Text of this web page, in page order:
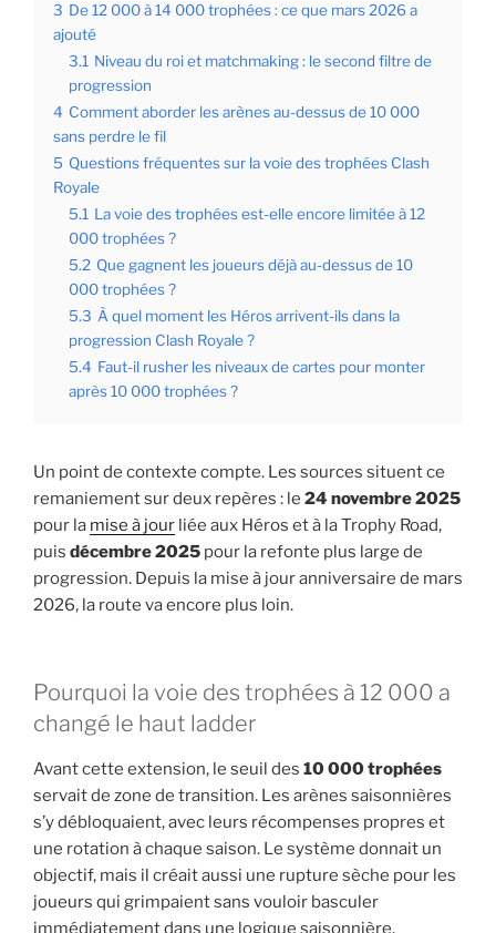
3 De 12 000 à 14 000 trophées : ce que mars 2026 a
ajouté
3.1 Niveau du roi et matchmaking : le second filtre de
progression
4 Comment aborder les arènes au-dessus de 10 000
sans perdre le fil
5 Questions fréquentes sur la voie des trophées Clash
Royale
5.1 La voie des trophées est-elle encore limitée à 12
000 trophées ?
5.2 Que gagnent les joueurs déjà au-dessus de 10
000 trophées ?
5.3 À quel moment les Héros arrivent-ils dans la
progression Clash Royale ?
5.4 Faut-il rusher les niveaux de cartes pour monter
après 10 000 trophées ?
Un point de contexte compte. Les sources situent ce
remaniement sur deux repères : le 24 novembre 2025
pour la mise à jour liée aux Héros et à la Trophy Road,
puis décembre 2025 pour la refonte plus large de
progression. Depuis la mise à jour anniversaire de mars
2026, la route va encore plus loin.
Pourquoi la voie des trophées à 12 000 a
changé le haut ladder
Avant cette extension, le seuil des 10 000 trophées
servait de zone de transition. Les arènes saisonnières
s’y débloquaient, avec leurs récompenses propres et
une rotation à chaque saison. Le système donnait un
objectif, mais il créait aussi une rupture sèche pour les
joueurs qui grimpaient sans vouloir basculer
immédiatement dans une logique saisonnière.